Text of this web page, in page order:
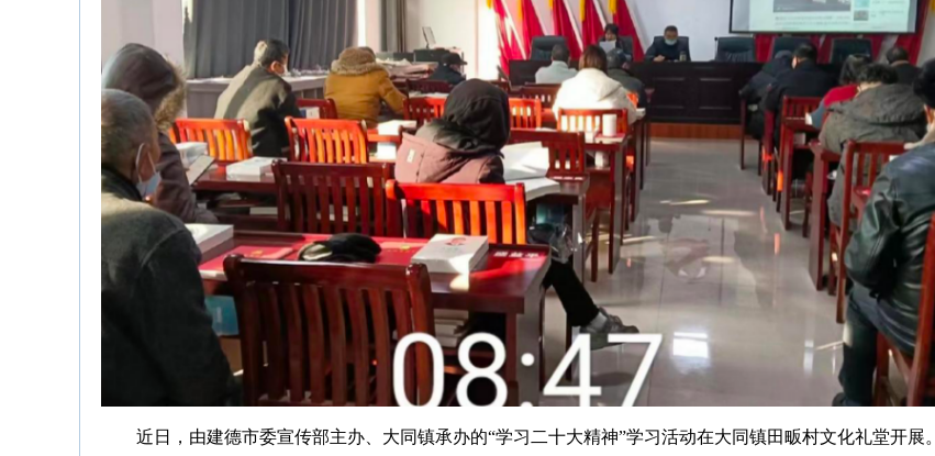
近日，由建德市委宣传部主办、大同镇承办的“学习二十大精神”学习活动在大同镇田畈村文化礼堂开展。